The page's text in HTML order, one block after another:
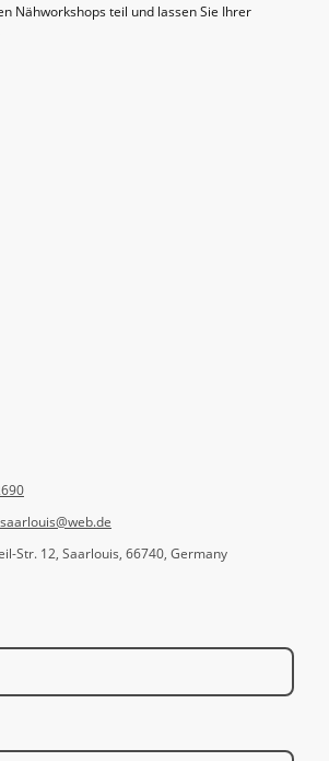
Nähworkshops teil und lassen Sie Ihrer
Str. 12, Saarlouis, 66740, Germany